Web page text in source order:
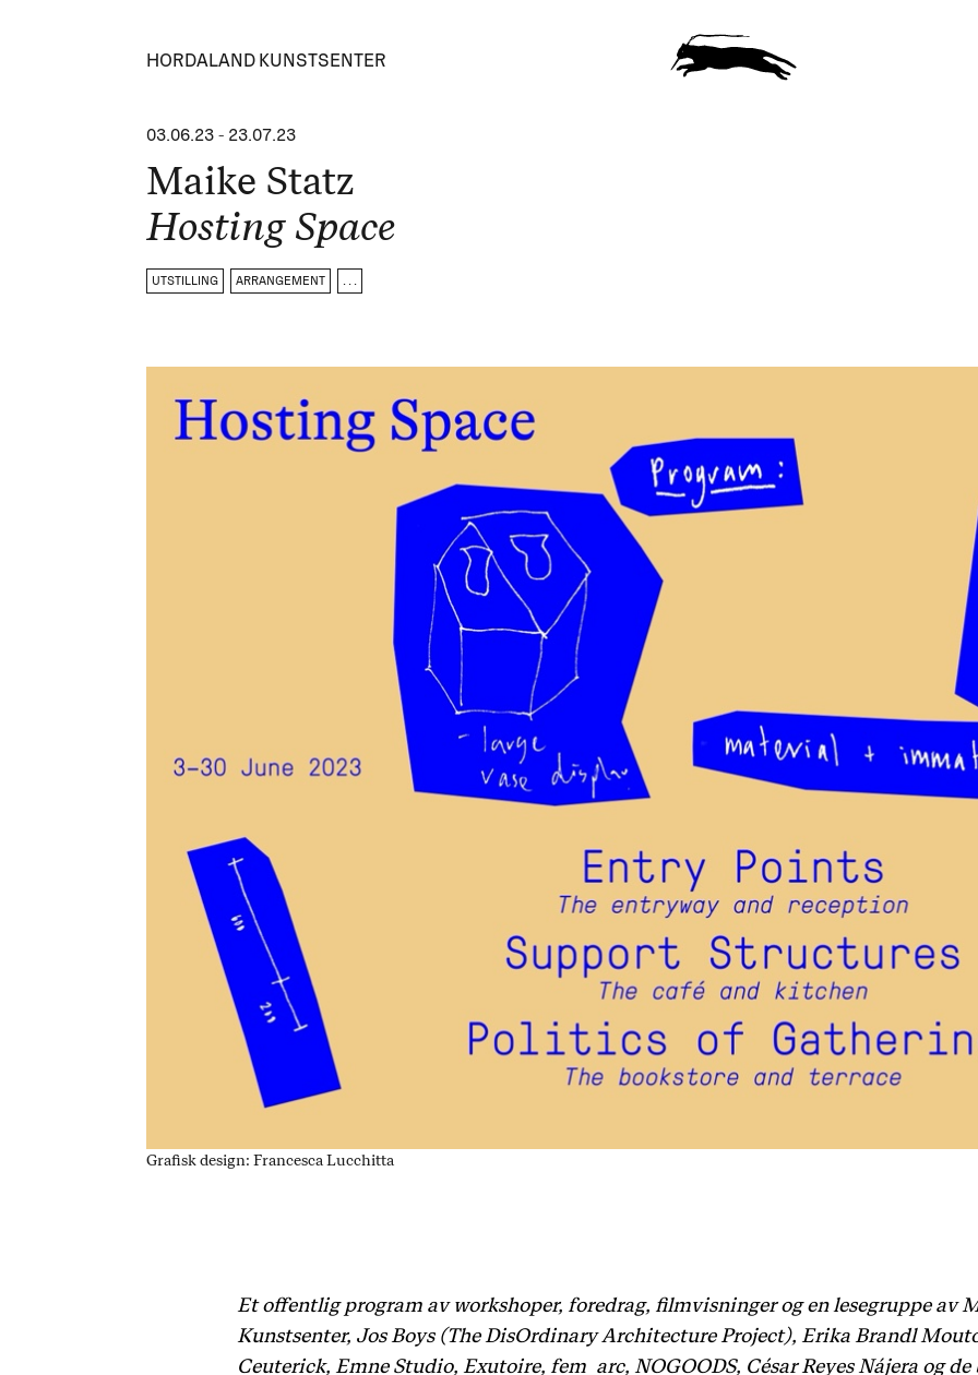
HORDALAND KUNSTSENTER
03.06.23 - 23.07.23
Maike Statz
Hosting Space
UTSTILLING ARRANGEMENT . . .
Grafisk design: Francesca Lucchitta
Et offentlig program av workshoper, foredrag, filmvisninger og en lesegruppe av
Kunstsenter, Jos Boys (The DisOrdinary Architecture Project), Erika Brandl
Ceuterick, Emne Studio, Exutoire, fem_arc, NOGOODS, César Reyes Nájera og